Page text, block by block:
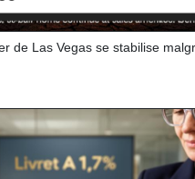
de Las Vegas se stabilise